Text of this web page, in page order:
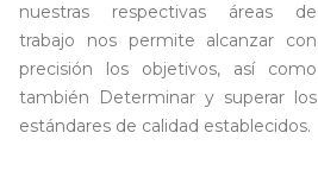
nuestras respectivas áreas de
trabajo nos permite alcanzar con
precisión los objetivos, así como
también Determinar y superar los
estándares de calidad establecidos.